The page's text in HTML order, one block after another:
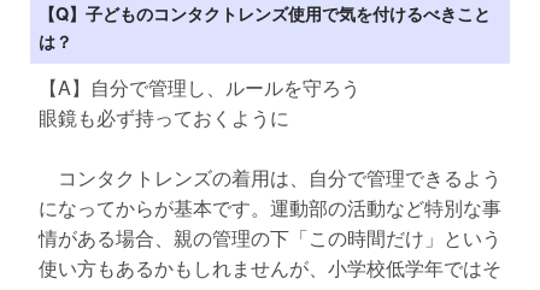
【Q】子どものコンタクトレンズ使用で気を付けるべきこと
は？
【A】自分で管理し、ルールを守ろう
眼鏡も必ず持っておくように
コンタクトレンズの着用は、自分で管理できるよう
になってからが基本です。運動部の活動など特別な事
情がある場合、親の管理の下「この時間だけ」という
使い方もあるかもしれませんが、小学校低学年ではそ